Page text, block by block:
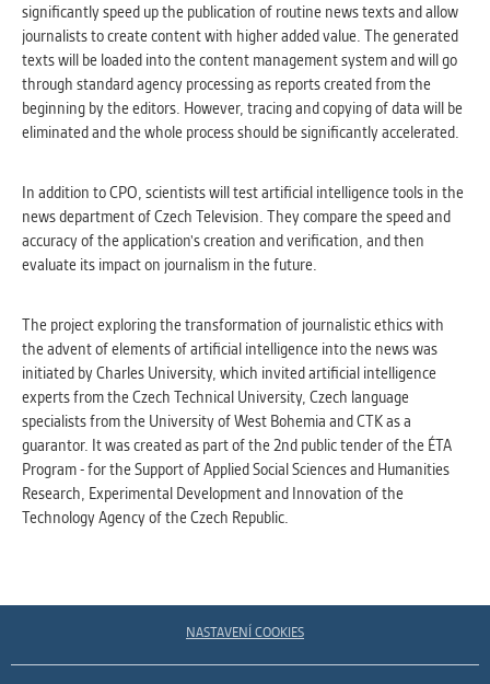
significantly speed up the publication of routine news texts and allow
journalists to create content with higher added value. The generated
texts will be loaded into the content management system and will go
through standard agency processing as reports created from the
beginning by the editors. However, tracing and copying of data will be
eliminated and the whole process should be significantly accelerated.
In addition to CPO, scientists will test artificial intelligence tools in the
news department of Czech Television. They compare the speed and
accuracy of the application's creation and verification, and then
evaluate its impact on journalism in the future.
The project exploring the transformation of journalistic ethics with
the advent of elements of artificial intelligence into the news was
initiated by Charles University, which invited artificial intelligence
experts from the Czech Technical University, Czech language
specialists from the University of West Bohemia and CTK as a
guarantor. It was created as part of the 2nd public tender of the ÉTA
Program - for the Support of Applied Social Sciences and Humanities
Research, Experimental Development and Innovation of the
Technology Agency of the Czech Republic.
NASTAVENÍ COOKIES